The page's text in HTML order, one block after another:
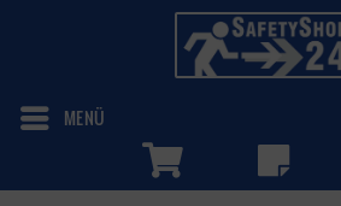
MENÜ